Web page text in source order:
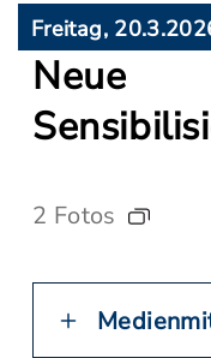
Freitag,
Neue
2 Fotos